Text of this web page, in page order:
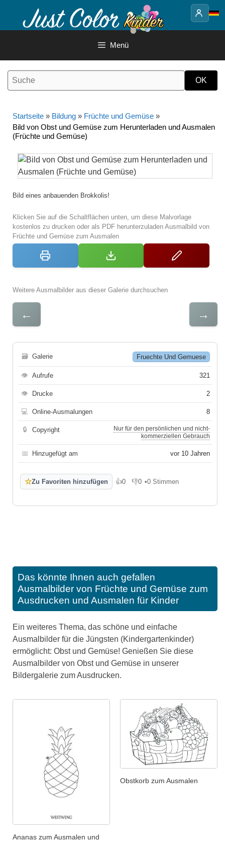
Inhalt
Menü
Startseite » Bildung » Früchte und Gemüse »
Bild von Obst und Gemüse zum Herunterladen und Ausmalen
(Früchte und Gemüse)
Bild eines anbauenden Brokkolis!
Klicken Sie auf die Schaltflächen unten, um diese Malvorlage
kostenlos zu drucken oder als PDF herunterzuladen Ausmalbild von
Früchte und Gemüse zum Ausmalen
Weitere Ausmalbilder aus dieser Galerie durchsuchen
← →
🗃 Galerie Fruechte Und Gemuese
👁 Aufrufe 321
👁 Drucke 2
💻 Online-Ausmalungen 8
🔒 Copyright
Nur für den persönlichen und nicht-
kommerziellen Gebrauch
📅 Hinzugefügt am vor 10 Jahren
☆Zu Favoriten hinzufügen 👍0
Gefällt mir
👎0
Gefällt mir nicht
•0 Stimmen
Das könnte Ihnen auch gefallen
Ausmalbilder von Früchte und Gemüse zum
Ausdrucken und Ausmalen für Kinder
Ein weiteres Thema, das schöne und einfache
Ausmalbilder für die Jüngsten (Kindergartenkinder)
ermöglicht: Obst und Gemüse! Genießen Sie diese
Ausmalbilder von Obst und Gemüse in unserer
Bildergalerie zum Ausdrucken.
Ananas zum Ausmalen und
Obstkorb zum Ausmalen